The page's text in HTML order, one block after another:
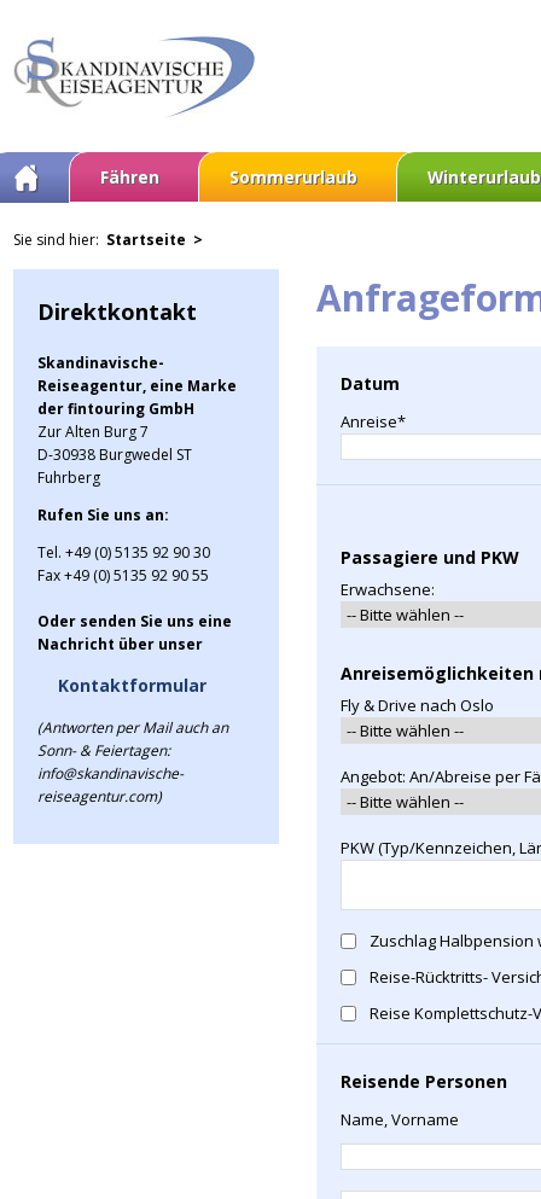
Fähren Sommerurlaub Winterurlaub
Sie sind hier: Startseite >
Direktkontakt
Skandinavische-
Reiseagentur, eine Marke
der fintouring GmbH
Zur Alten Burg 7
D-30938 Burgwedel ST
Fuhrberg
Rufen Sie uns an:
Tel. +49 (0) 5135 92 90 30
Fax +49 (0) 5135 92 90 55
Oder senden Sie uns eine
Nachricht über unser
Kontaktformular
(Antworten per Mail auch an
Sonn- & Feiertagen:
info@skandinavische-
reiseagentur.com)
Datum
Anreise*
Passagiere und PKW
Erwachsene:
Anreisemöglichkeiten
Fly & Drive nach Oslo
Angebot: An/Abreise per
PKW (Typ/Kennzeichen,
Zuschlag Halbpension
Reise-Rücktritts-
Reise Komplettschutz-
Reisende Personen
Name, Vorname